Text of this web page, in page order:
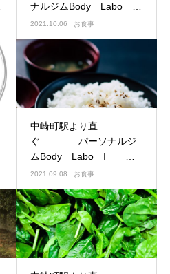
ナルジムBody Labo
I （ボディラボ アイ）
2021.10.06 お食事
中崎町駅より直
ぐ パーソナルジ
ムBody Labo I
（ボディラボ アイ）
2021.09.08 お食事